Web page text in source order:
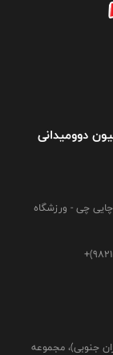
دوومیدانی
چایی چی - ورزشگاه
جنوبی)، مجموعه